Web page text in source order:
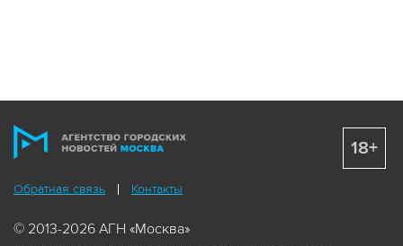
Обратная связь Контакты
© 2013-2026 АГН «Москва»
18+